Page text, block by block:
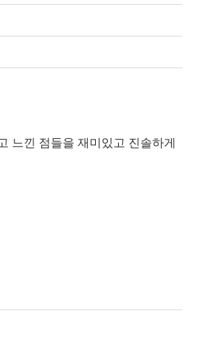
느낀 점들을 재미있고 진솔하게